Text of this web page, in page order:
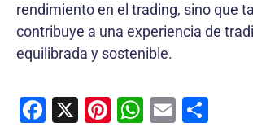
rendimiento en el trading, sino que
contribuye a una experiencia de
equilibrada y sostenible.
F
X
Pi W E